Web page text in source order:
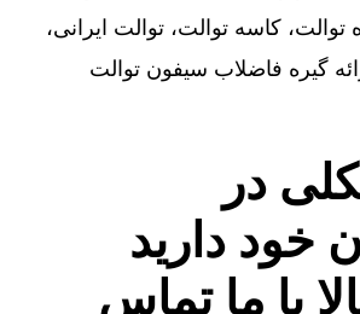
توالت، کاسه توالت، توالت ایرانی،
گیره فاضلاب سیفون توالت
در
خود دارید
با ما تماس